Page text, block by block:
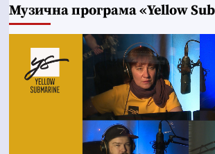
Музична програма «Yellow